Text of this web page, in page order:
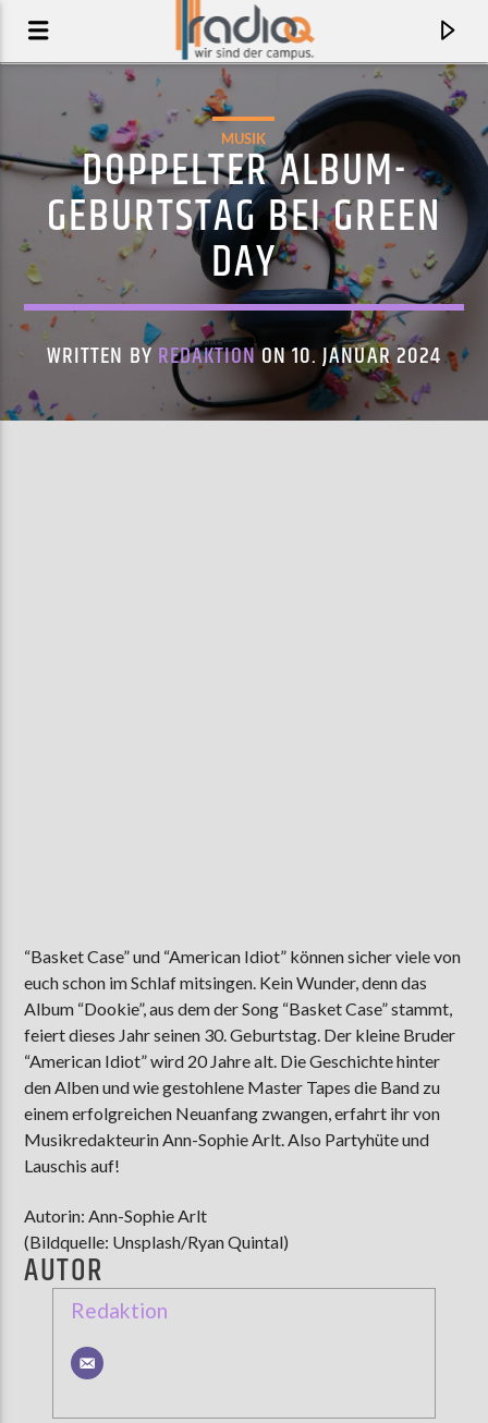
AKTUELLER TRACK
MUSIK
DOPPELTER ALBUM-
GEBURTSTAG BEI GREEN
DAY
WRITTEN BYREDAKTIONON 10. JANUAR 2024
“Basket Case” und “American Idiot” können sicher viele von
euch schon im Schlaf mitsingen. Kein Wunder, denn das
Album “Dookie”, aus dem der Song “Basket Case” stammt,
feiert dieses Jahr seinen 30. Geburtstag. Der kleine Bruder
“American Idiot” wird 20 Jahre alt. Die Geschichte hinter
den Alben und wie gestohlene Master Tapes die Band zu
einem erfolgreichen Neuanfang zwangen, erfahrt ihr von
Musikredakteurin Ann-Sophie Arlt. Also Partyhüte und
Lauschis auf!
Autorin: Ann-Sophie Arlt
(Bildquelle: Unsplash/Ryan Quintal)
AUTOR
Redaktion